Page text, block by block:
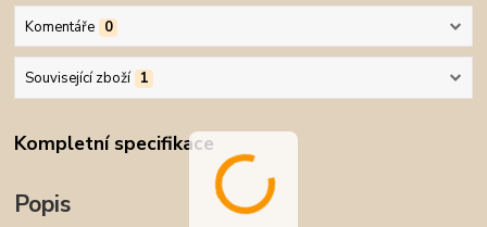
Komentáře 0
Související zboží 1
Kompletní specifikace
Popis